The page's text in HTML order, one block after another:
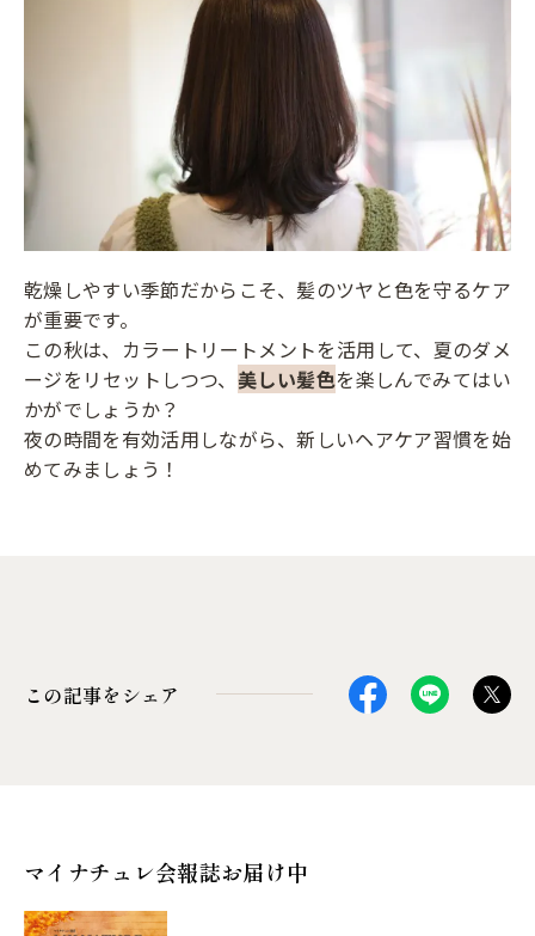
乾燥しやすい季節だからこそ、髪のツヤと色を守るケア
が重要です。
この秋は、カラートリートメントを活用して、夏のダメ
ージをリセットしつつ、 美しい髪色を楽しんでみてはい
かがでしょうか？
夜の時間を有効活用しながら、新しいヘアケア習慣を始
めてみましょう！
この記事をシェア
マイナチュレ会報誌お届け中